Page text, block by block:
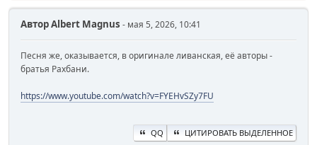
АвторAlbert Magnus - мая 5, 2026, 10:41
Песня же, оказывается, в оригинале ливанская, её авторы -
братья Рахбани.
https://www.youtube.com/watch?v=FYEHvSZy7FU
QQ ЦИТИРОВАТЬ ВЫДЕЛЕННОЕ